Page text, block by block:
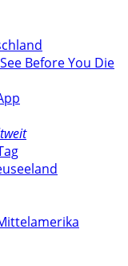
Before You Die